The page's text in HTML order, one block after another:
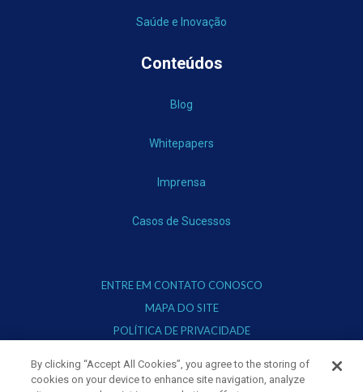
Saúde e Inovação
Conteúdos
Blog
Whitepapers
Imprensa
Casos de Sucessos
ENTRE EM CONTATO CONOSCO
MAPA DO SITE
POLÍTICA DE PRIVACIDADE
By clicking “Accept All Cookies”, you agree to the storing of
cookies on your device to enhance site navigation, analyze